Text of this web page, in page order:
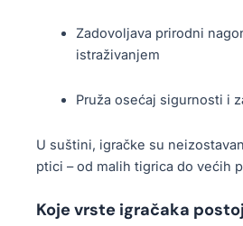
Zadovoljava prirodni
istraživanjem
Pruža osećaj sigurnosti i
U suštini, igračke su
ptici – od malih tigrica do većih
Koje vrste igračaka